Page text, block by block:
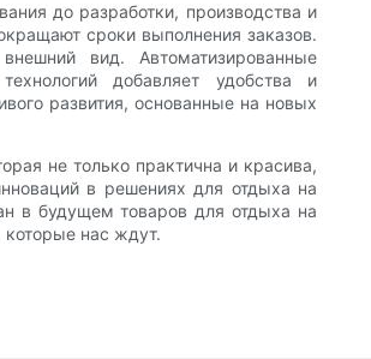
до разработки, производства и
сроки выполнения заказов.
вид. Автоматизированные
добавляет удобства и
развития, основанные на новых
не только практична и красива,
в решениях для отдыха на
в будущем товаров для отдыха на
которые нас ждут.